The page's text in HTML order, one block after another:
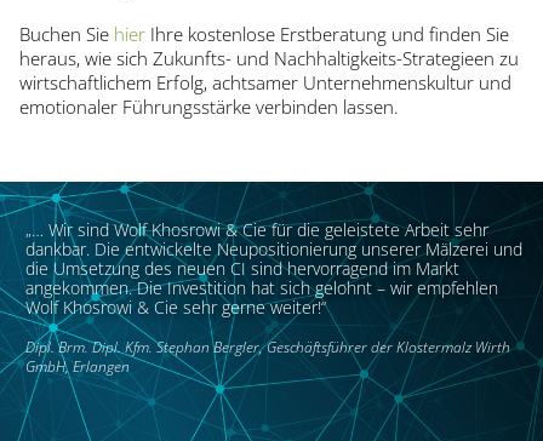
Buchen Sie hier Ihre kostenlose Erstberatung und finden Sie
heraus, wie sich Zukunfts- und Nachhaltigkeits-Strategieen zu
wirtschaftlichem Erfolg, achtsamer Unternehmenskultur und
emotionaler Führungsstärke verbinden lassen.
„… Wir sind Wolf Khosrowi & Cie für die geleistete Arbeit sehr
dankbar. Die entwickelte Neupositionierung unserer Mälzerei und
die Umsetzung des neuen CI sind hervorragend im Markt
angekommen. Die Investition hat sich gelohnt – wir empfehlen
Wolf Khosrowi & Cie sehr gerne weiter!“
Dipl. Brm. Dipl. Kfm. Stephan Bergler, Geschäftsführer der Klostermalz Wirth
GmbH, Erlangen